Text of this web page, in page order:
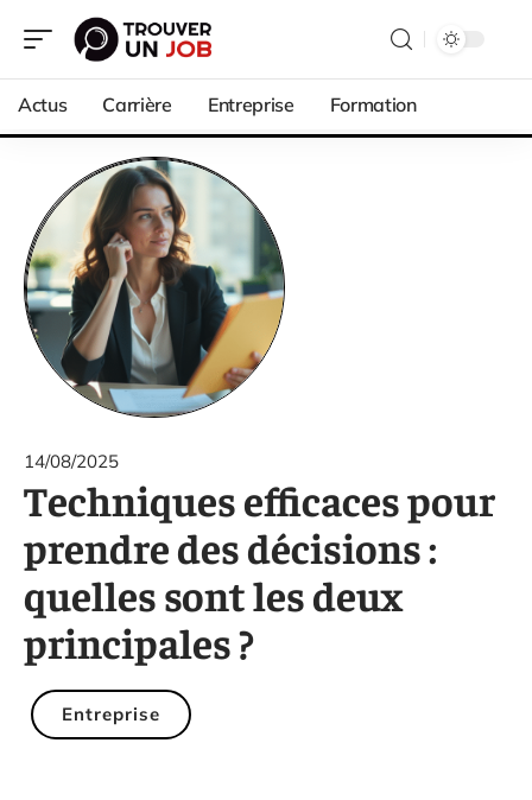
Actus Carrière Entreprise Formation
14/08/2025
Techniques efficaces pour
prendre des décisions :
quelles sont les deux
principales ?
Entreprise